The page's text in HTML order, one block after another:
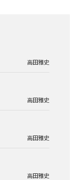
高田雅史
高田雅史
高田雅史
高田雅史